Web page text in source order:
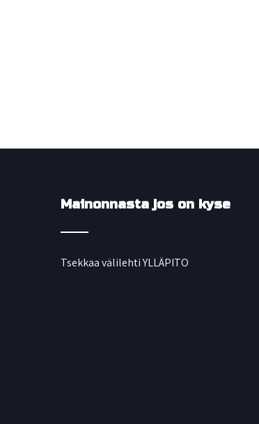
Mainonnasta jos on kyse
Tsekkaa välilehtiYLLÄPITO